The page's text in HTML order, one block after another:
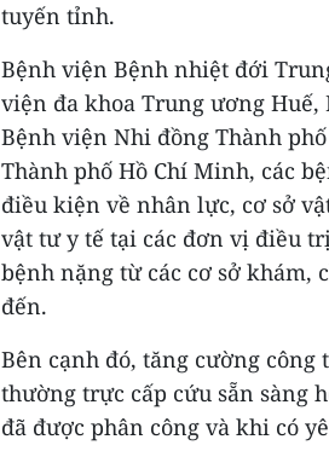
tuyến tỉnh.
Bệnh viện Bệnh nhiệt đới
viện đa khoa Trung ương
Bệnh viện Nhi đồng Thành
Thành phố Hồ Chí Minh, các
điều kiện về nhân lực, cơ sở
vật tư y tế tại các đơn vị điều
bệnh nặng từ các cơ sở khám,
đến.
Bên cạnh đó, tăng cường công
thường trực cấp cứu sẵn sàng
đã được phân công và khi có